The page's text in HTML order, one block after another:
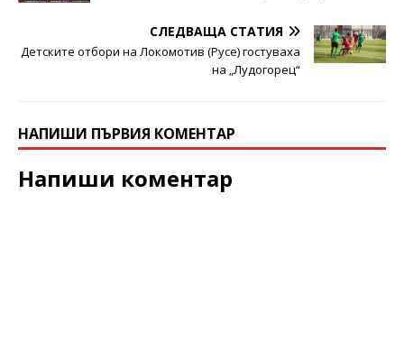
СЛЕДВАЩА СТАТИЯ
Детските отбори на Локомотив (Русе) гостуваха
на „Лудогорец“
НАПИШИ ПЪРВИЯ КОМЕНТАР
Напиши коментар